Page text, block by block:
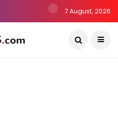
7 August, 2026